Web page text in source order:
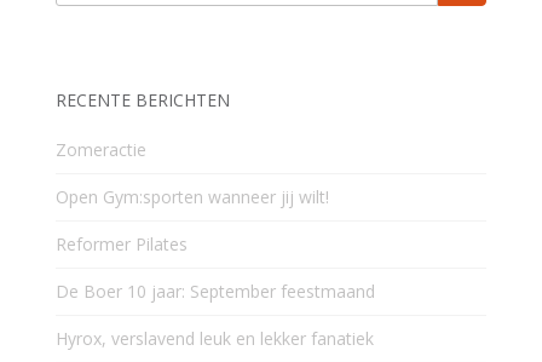
RECENTE BERICHTEN
Zomeractie
Open Gym:sporten wanneer jij wilt!
Reformer Pilates
De Boer 10 jaar: September feestmaand
Hyrox, verslavend leuk en lekker fanatiek